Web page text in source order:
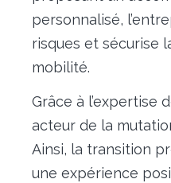
personnalisé,
risques et sécurise
mobilité.
Grâce à l’expertise
acteur de la
Ainsi, la transition
une expérience